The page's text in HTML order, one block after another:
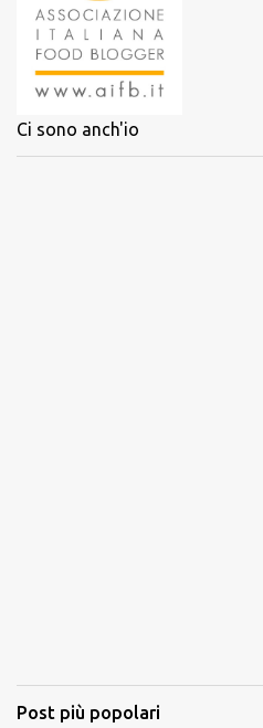
Ci sono anch'io
Post più popolari